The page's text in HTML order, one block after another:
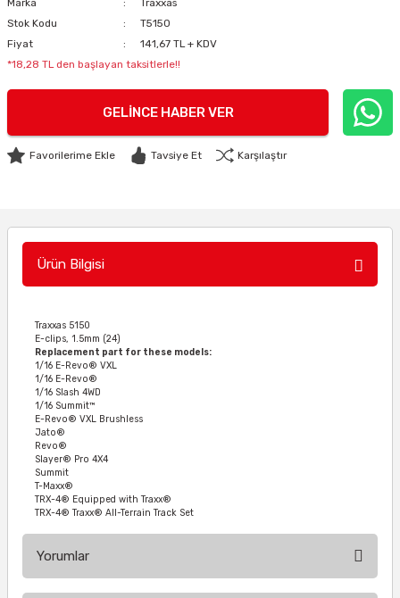
Marka
Traxxas
Stok Kodu
T5150
Fiyat
141,67 TL + KDV
*18,28 TL den başlayan taksitlerle!!
GELINCE HABER VER
Tavsiye Et Karşılaştır
Ürün Bilgisi
Traxxas 5150
E-clips, 1.5mm (24)
Replacement part for these models:
1/16 E-Revo® VXL
1/16 E-Revo®
1/16 Slash 4WD
1/16 Summit™
E-Revo® VXL Brushless
Jato®
Revo®
Slayer® Pro 4X4
Summit
T-Maxx®
TRX-4® Equipped with Traxx®
TRX-4® Traxx® All-Terrain Track Set
Yorumlar